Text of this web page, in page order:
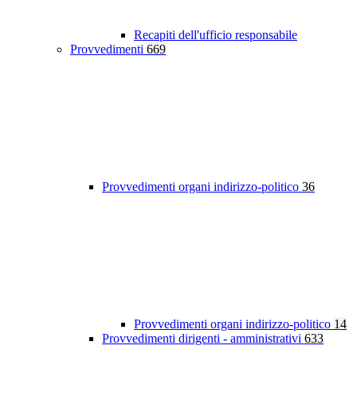
Recapiti dell'ufficio responsabile
Provvedimenti 669
Provvedimenti organi indirizzo-politico 36
Provvedimenti organi indirizzo-politico 14
Provvedimenti dirigenti - amministrativi 633